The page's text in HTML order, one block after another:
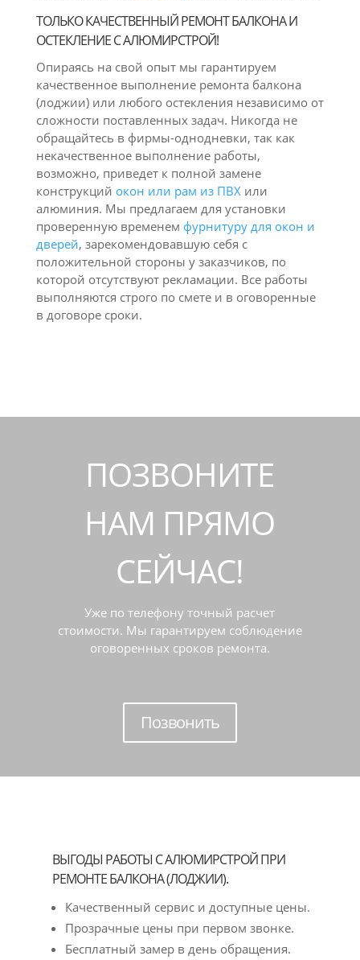
ТОЛЬКО КАЧЕСТВЕННЫЙ РЕМОНТ БАЛКОНА И
ОСТЕКЛЕНИЕ С АЛЮМИРСТРОЙ!
Опираясь на свой опыт мы гарантируем
качественное выполнение ремонта балкона
(лоджии) или любого остекления независимо от
сложности поставленных задач. Никогда не
обращайтесь в фирмы-однодневки, так как
некачественное выполнение работы,
возможно, приведет к полной замене
конструкций окон или рам из ПВХили
алюминия. Мы предлагаем для установки
проверенную временем фурнитуру для окон и
дверей, зарекомендовавшую себя с
положительной стороны у заказчиков, по
которой отсутствуют рекламации. Все работы
выполняются строго по смете и в оговоренные
в договоре сроки.
ПОЗВОНИТЕ
НАМ ПРЯМО
СЕЙЧАС!
Уже по телефону точный расчет
стоимости. Мы гарантируем соблюдение
оговоренных сроков ремонта.
Позвонить
ВЫГОДЫ РАБОТЫ С АЛЮМИРСТРОЙ ПРИ
РЕМОНТЕ БАЛКОНА (ЛОДЖИИ).
Качественный сервис и доступные цены.
Прозрачные цены при первом звонке.
Бесплатный замер в день обращения.